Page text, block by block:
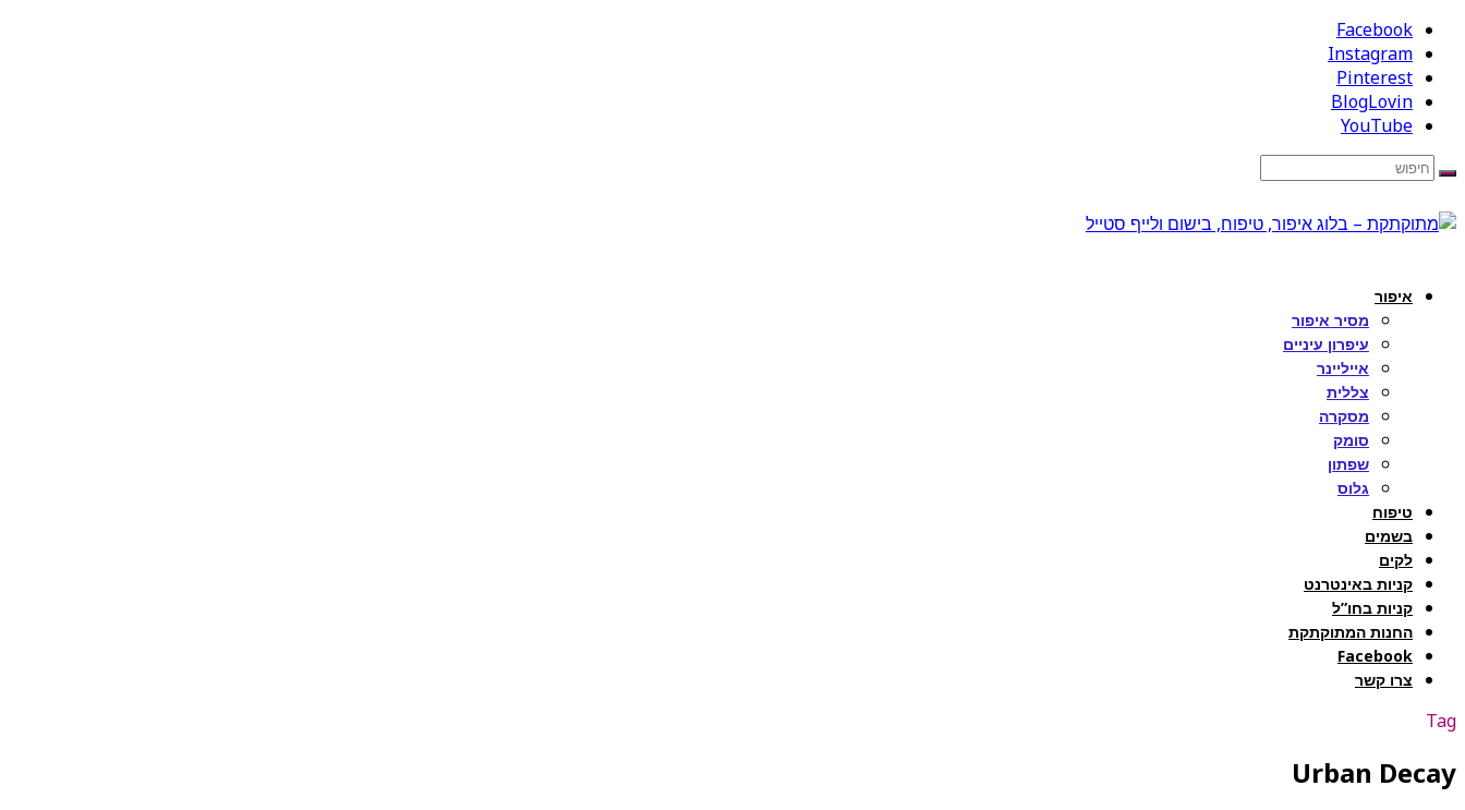
Facebook
Instagram
Pinterest
BlogLovin
YouTube
איפור
מסיר איפור
עיפרון עיניים
אייליינר
צללית
מסקרה
סומק
שפתון
גלוס
טיפוח
בשמים
לקים
קניות באינטרנט
קניות בחו”ל
החנות המתוקתקת
Facebook
צרו קשר
Tag
Urban Decay